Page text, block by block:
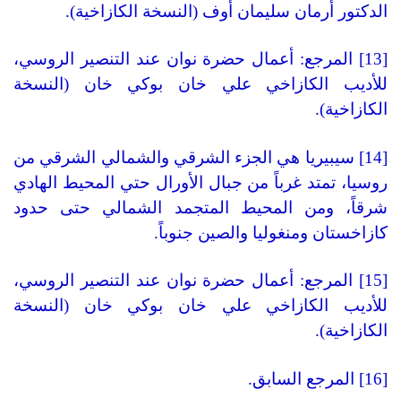
الدكتور أرمان سليمان أوف (النسخة الكازاخية).
[13] المرجع: أعمال حضرة نوان عند التنصير الروسي،
للأديب الكازاخي علي خان بوكي خان (النسخة
الكازاخية).
[14] سيبيريا هي الجزء الشرقي والشمالي الشرقي من
روسيا، تمتد غرباً من جبال الأورال حتي المحيط الهادي
شرقاً، ومن المحيط المتجمد الشمالي حتى حدود
كازاخستان ومنغوليا والصين جنوباً.
[15] المرجع: أعمال حضرة نوان عند التنصير الروسي،
للأديب الكازاخي علي خان بوكي خان (النسخة
الكازاخية).
[16] المرجع السابق.